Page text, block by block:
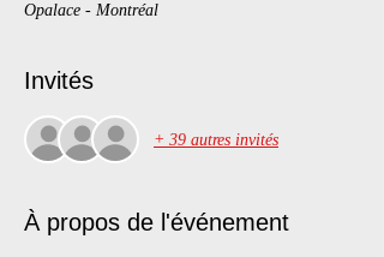
Opalace - Montréal
Invités
+ 39 autres invités
À propos de l'événement